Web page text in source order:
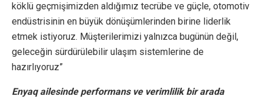
köklü geçmişimizden aldığımız tecrübe ve güçle, otomotiv
endüstrisinin en büyük dönüşümlerinden birine liderlik
etmek istiyoruz. Müşterilerimizi yalnızca bugünün değil,
geleceğin sürdürülebilir ulaşım sistemlerine de
hazırlıyoruz”
Enyaq ailesinde performans ve verimlilik bir arada